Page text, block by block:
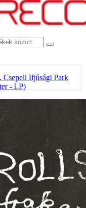
Ifjúsági Park
- LP)